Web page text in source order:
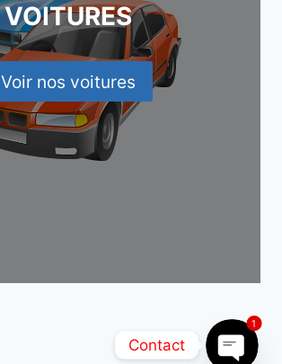
VOITURES
Voir nos voitures
Contact
1